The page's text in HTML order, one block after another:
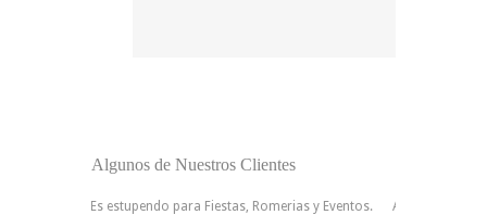
Algunos de Nuestros Clientes
A mi marido le ha Encantado Su Grabado, A quedado muy